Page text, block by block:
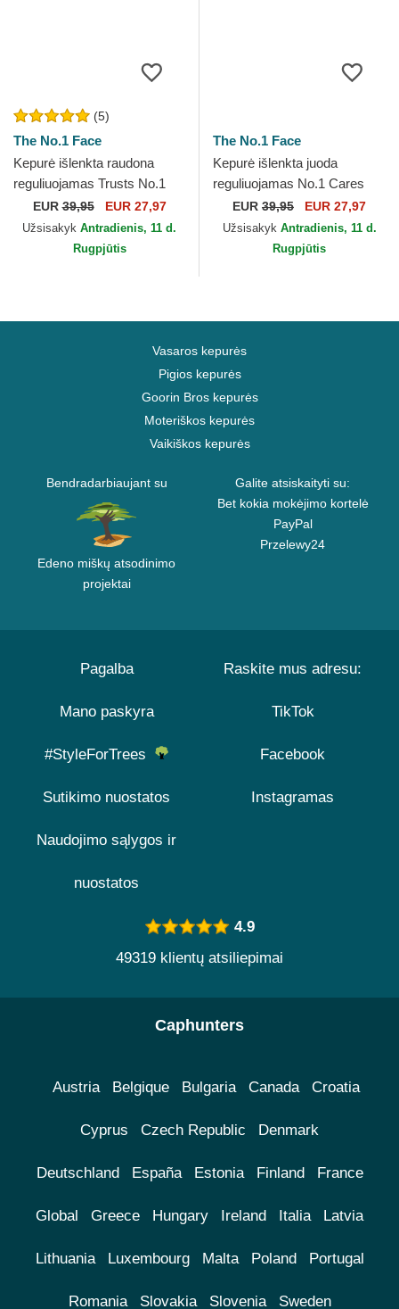
(5)
The No.1 Face
Kepurė išlenkta raudona
reguliuojamas Trusts No.1
Distressed Black White The
No.1 Face
EUR39,95 EUR 27,97
Užsisakyk Antradienis, 11 d.
Rugpjūtis
The No.1 Face
Kepurė išlenkta juoda
reguliuojamas No.1 Cares
Distressed Black Gold The
No.1 Face
EUR 39,95 EUR 27,97
Užsisakyk Antradienis, 11 d.
Rugpjūtis
Vasaros kepurės
Pigios kepurės
Goorin Bros kepurės
Moteriškos kepurės
Vaikiškos kepurės
Bendradarbiaujant su
Edeno miškų atsodinimo
projektai
Galite atsiskaityti su:
Bet kokia mokėjimo kortelė
PayPal
Przelewy24
Pagalba
Mano paskyra
#StyleForTrees
Sutikimo nuostatos
Naudojimo sąlygos ir
nuostatos
Raskite mus adresu:
TikTok
Facebook
Instagramas
4.9
49319 klientų atsiliepimai
Caphunters
Austria Belgique Bulgaria Canada Croatia
Cyprus Czech Republic Denmark
Deutschland España Estonia Finland France
Global Greece Hungary Ireland Italia Latvia
Lithuania Luxembourg Malta Poland Portugal
Romania Slovakia Slovenia Sweden